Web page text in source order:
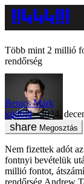
Több mint 2 millió
rendőrség
Benics Márk
külföld
2024.
Megosztás
Nem fizettek adót
fontnyi bevételük
millió fontot,
rendőrség Andrew